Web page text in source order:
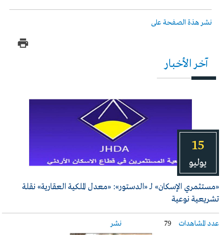
نشر هذة الصفحة على
آخر الأخبار
15
يوليو
«مستثمري الإسكان» لـ «الدستور»: «معدل الملكية العقارية» نقلة
تشريعية نوعية
نشر عدد المشاهدات 79